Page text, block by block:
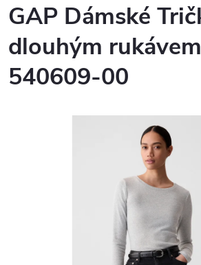
GAP Dámské
dlouhým rukávem
540609-00